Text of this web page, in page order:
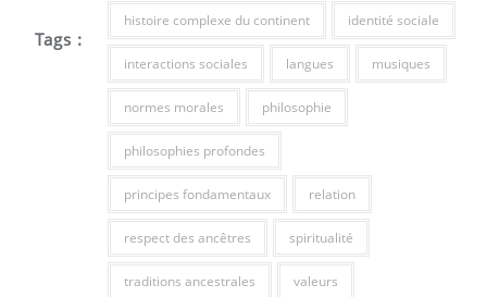
Tags :
histoire complexe du continent identité sociale
interactions sociales langues musiques
normes morales philosophie
philosophies profondes
principes fondamentaux relation
respect des ancêtres spiritualité
traditions ancestrales valeurs